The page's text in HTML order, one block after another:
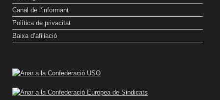
Canal de l’informant
Política de privacitat
Baixa d’afiliació